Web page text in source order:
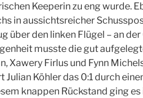
Keeperin zu eng wurde.
in aussichtsreicher
über den linken Flügel – an
musste die gut
Xawery Firlus und Fynn
Julian Köhler das 0:1 durch
knappen Rückstand ging